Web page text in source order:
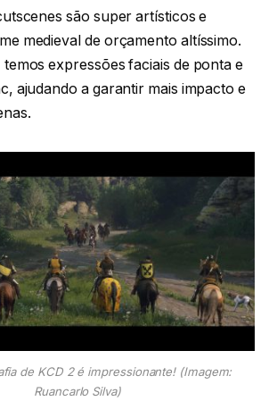
são super artísticos e
medieval de orçamento altíssimo.
temos expressões faciais de ponta e
ajudando a garantir mais impacto e
de KCD 2 é impressionante! (Imagem:
Ruancarlo Silva)